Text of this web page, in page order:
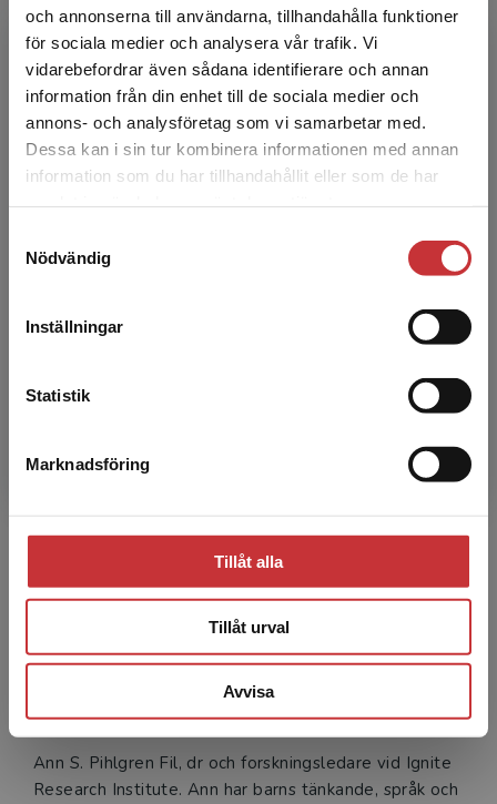
och annonserna till användarna, tillhandahålla funktioner
för sociala medier och analysera vår trafik. Vi
vidarebefordrar även sådana identifierare och annan
information från din enhet till de sociala medier och
annons- och analysföretag som vi samarbetar med.
Dessa kan i sin tur kombinera informationen med annan
information som du har tillhandahållit eller som de har
Nödvändig
Inställningar
Statistik
Marknadsföring
Tillåt alla
Tillåt urval
Avvisa
Begränsad fraktregion
Det verkar som att du besöker
studentlitteratur.se via en enhet utanför Sverige.
Vi erbjuder inte leveranser utanför Sverige. För
att kunna slutföra ett köp måste
Klang-Jensen A - Pihlgren, A (red.)
Exkl. moms: 336 kr
begrepp
Pihlgren,
283 kr
Exkl.
Nyfiken på Ann S. Pihlgren
Ann S. Pihlgren Fil, dr och forskningsledare vid Ignite
Research Institute. Ann har barns tänkande, språk och